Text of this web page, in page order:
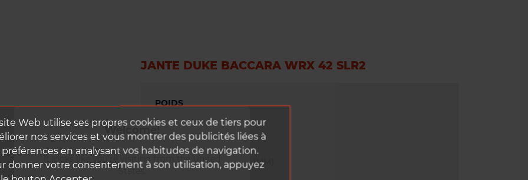
Welcome!
It looks like you're visiting from the United
States.
JANTE DUKE BACCARA WRX 42 SLR2
POIDS
OFFSET JANTE (MM)
2.0
LARGEUR INTÉRIEURE (MM)
Web utilise ses propres cookies et ceux de tiers pour
nos services et vous montrer des publicités liées à
préférences en analysant vos habitudes de navigation.
donner votre consentement à son utilisation, appuyez